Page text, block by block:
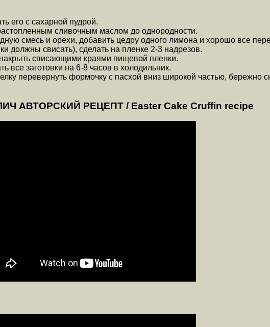
его с сахарной пудрой.
сливочным маслом до однородности.
смесь и орехи, добавить цедру одного лимона и хорошо все
должны свисать), сделать на пленке 2-3 надрезов.
свисающими краями пищевой пленки.
все заготовки на 6-8 часов в холодильник.
перевернуть формочку с пасхой вниз широкой частью, бережно
АВТОРСКИЙ РЕЦЕПТ / Easter Cake Cruffin recipe